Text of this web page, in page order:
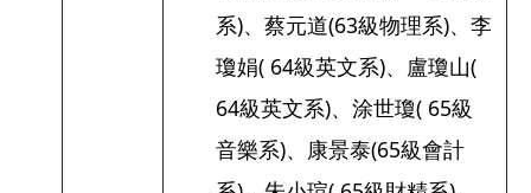
系)、蔡元道(63級物理系)、李
瓊娟( 64級英文系)、盧瓊山(
64級英文系)、涂世瓊( 65級
音樂系)、康景泰(65級會計